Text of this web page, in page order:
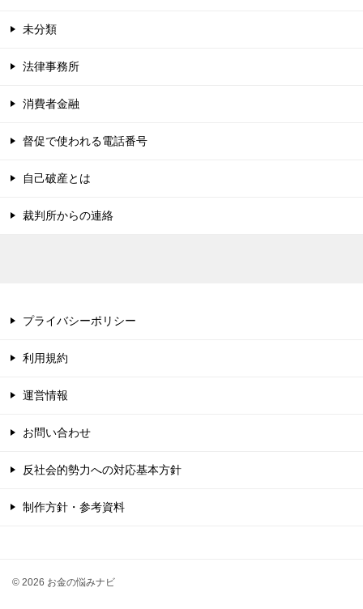
未分類
法律事務所
消費者金融
督促で使われる電話番号
自己破産とは
裁判所からの連絡
プライバシーポリシー
利用規約
運営情報
お問い合わせ
反社会的勢力への対応基本方針
制作方針・参考資料
© 2026 お金の悩みナビ